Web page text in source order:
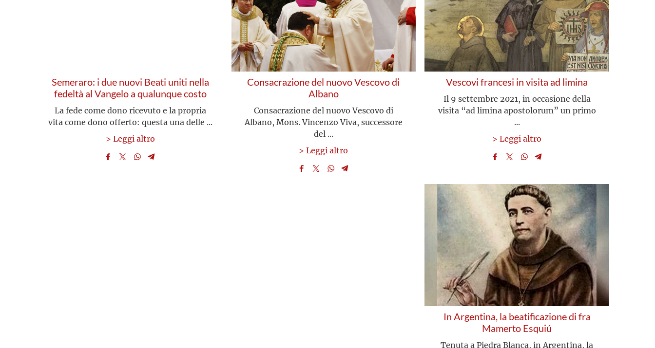
Semeraro: i due nuovi Beati uniti nella
fedeltà al Vangelo a qualunque costo
La fede come dono ricevuto e la propria
vita come dono offerto: questa una delle ...
> Leggi altro
Consacrazione del nuovo Vescovo di
Albano
Consacrazione del nuovo Vescovo di
Albano, Mons. Vincenzo Viva, successore
del ...
> Leggi altro
Vescovi francesi in visita ad limina
Il 9 settembre 2021, in occasione della
visita “ad limina apostolorum” un primo
...
> Leggi altro
In Argentina, la beatificazione di fra
Mamerto Esquiú
Tenuta a Piedra Blanca, in Argentina, la